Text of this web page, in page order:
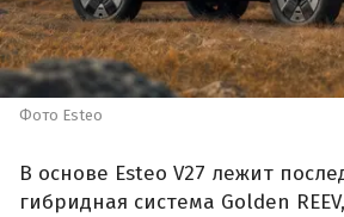
Фото Esteo
В основе Esteo V27 лежит
гибридная система Golden